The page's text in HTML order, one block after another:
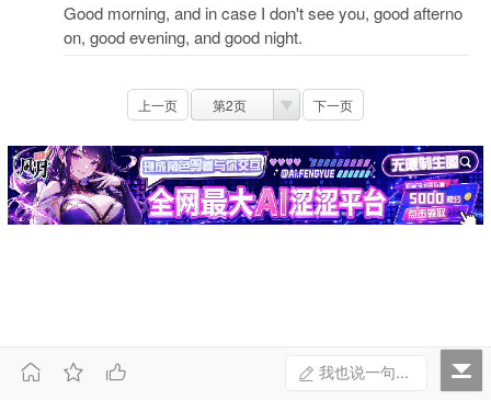
Good morning, and in case I don't see you, good afterno
on, good evening, and good night.
上一页 第2页 下一页
我也说一句...
  